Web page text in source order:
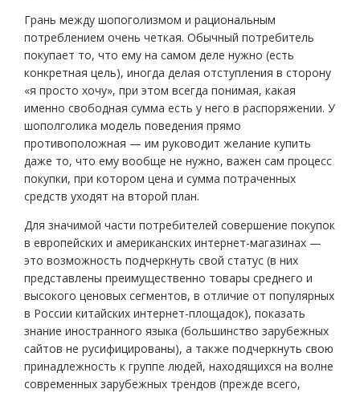
Грань между шопоголизмом и рациональным
потреблением очень четкая. Обычный потребитель
покупает то, что ему на самом деле нужно (есть
конкретная цель), иногда делая отступления в сторону
«я просто хочу», при этом всегда понимая, какая
именно свободная сумма есть у него в распоряжении. У
шополголика модель поведения прямо
противоположная — им руководит желание купить
даже то, что ему вообще не нужно, важен сам процесс
покупки, при котором цена и сумма потраченных
средств уходят на второй план.
Для значимой части потребителей совершение покупок
в европейских и американских интернет-магазинах —
это возможность подчеркнуть свой статус (в них
представлены преимущественно товары среднего и
высокого ценовых сегментов, в отличие от популярных
в России китайских интернет-площадок), показать
знание иностранного языка (большинство зарубежных
сайтов не русифицированы), а также подчеркнуть свою
принадлежность к группе людей, находящихся на волне
современных зарубежных трендов (прежде всего,